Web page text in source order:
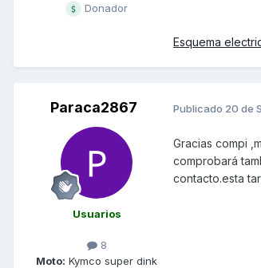
Donador
Esquema
Paraca2867
Usuarios
8
Moto: Kymco super dink
Publicado 20 de
Gracias compi
comprobará
contacto.esta